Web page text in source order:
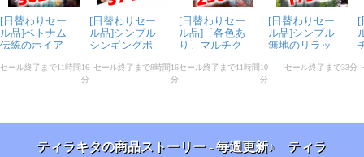
ティラキタの商品ストーリー - 毎週更新♪ ティラ